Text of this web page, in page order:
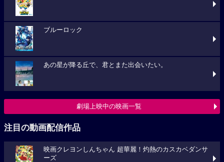
ブルーロック
あの星が降る丘で、君とまた出会いたい。
劇場上映中の映画一覧
注目の動画配信作品
映画クレヨンしんちゃん 超華麗！灼熱のカスカベダンサ
ーズ